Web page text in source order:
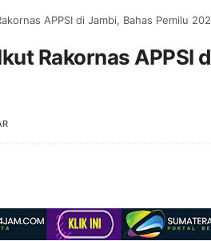
APPSI di Jambi, Bahas Pemilu
Rakornas APPSI